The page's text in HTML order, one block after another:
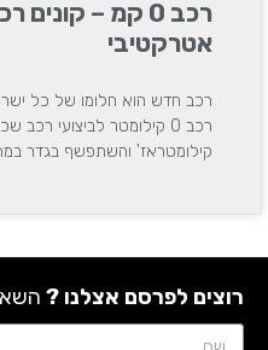
רכב 0 קמ –
אטרקטיבי
רכב חדש הוא חלומו של כל
רכב 0 קילומטר לביצועי
קילומטראז' והשתפשף בגדר
רוצים לפרסם אצלנו ?